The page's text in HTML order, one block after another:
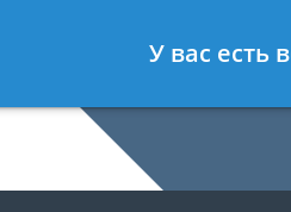
У вас есть